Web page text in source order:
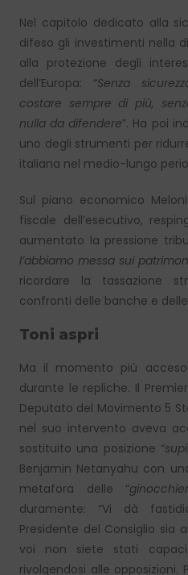
Nel capitolo dedicato alla
difeso gli investimenti nella
alla protezione degli
dell’Europa: “Senza
costare sempre di più,
nulla da difendere”. Ha poi
uno degli strumenti per
italiana nel medio-lungo
Sul piano economico
fiscale dell’esecutivo,
aumentato la pressione
l’abbiamo messa sui
ricordare la tassazione
confronti delle banche e
Toni aspri
Ma il momento più
durante le repliche. Il
Deputato del Movimento 5
nel suo intervento aveva
sostituito una posizione “
Benjamin Netanyahu con
metafora delle “
duramente: “Vi dà
Presidente del Consiglio sia
voi non siete stati
rivolgendosi alle opposizioni.